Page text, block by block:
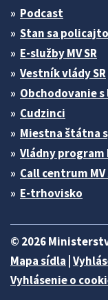
Podcast
Stan sa
E-služby MV SR
Vestník vlády SR
Obchodovanie
Cudzinci
Miestna štátna
Vládny program
Call centrum MV
E-trhovisko
© 2026
Mapa sídla
Vyhlásenie o